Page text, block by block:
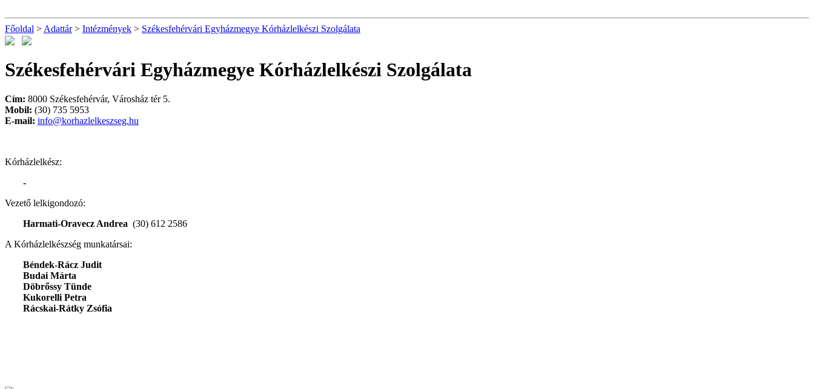
Főoldal > Adattár> Intézmények > Székesfehérvári Egyházmegye Kórházlelkészi Szolgálata
Székesfehérvári Egyházmegye Kórházlelkészi Szolgálata
Cím: 8000 Székesfehérvár, Városház tér 5.
Mobil: (30) 735 5953
E-mail: info@korhazlelkeszseg.hu
Kórházlelkész:
-
Vezető lelkigondozó:
Harmati-Oravecz Andrea (30) 612 2586
A Kórházlelkészség munkatársai:
Béndek-Rácz Judit
Budai Márta
Döbrőssy Tünde
Kukorelli Petra
Rácskai-Rátky Zsófia